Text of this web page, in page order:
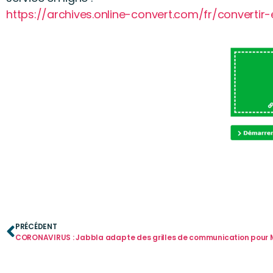
https://archives.online-convert.com/fr/
PRÉCÉDENT
CORONAVIRUS : Jabbla adapte des grilles de communication pour